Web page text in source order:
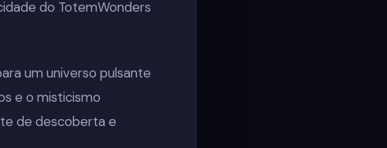
do TotemWonders
um universo pulsante
e o misticismo
de descoberta e